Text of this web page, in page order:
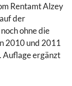
Rentamt Alzey
der
ohne die
2010 und 2011
Auflage ergänzt